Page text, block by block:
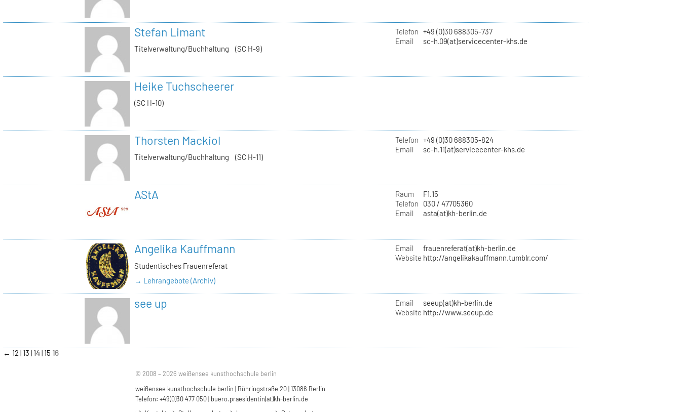
Stefan Limant
Titelverwaltung/Buchhaltung (SC H-9)
Telefon +49 (0)30 688305-737
Email
sc-h.09(at)servicecenter-khs.de
Heike Tuchscheerer
(SC H-10)
Thorsten Mackiol
Titelverwaltung/Buchhaltung (SC H-11)
Telefon +49 (0)30 688305-824
Email
sc-h.11(at)servicecenter-khs.de
AStA Raum
F1.15
Telefon
030 / 47705360
Email
asta(at)kh-berlin.de
Angelika Kauffmann
Studentisches Frauenreferat
→ Lehrangebote (Archiv)
Email
frauenreferat(at)kh-berlin.de
Website http://angelikakauffmann.tumblr.com/
see up Email
seeup(at)kh-berlin.de
Website http://www.seeup.de
← 12 13 14 15 16
© 2008 – 2026 weißensee kunsthochschule berlin
weißensee kunsthochschule berlin | Bühringstraße 20 | 13086 Berlin
Telefon: +49(0)30 477 050 | buero.praesidentin(at)kh-berlin.de